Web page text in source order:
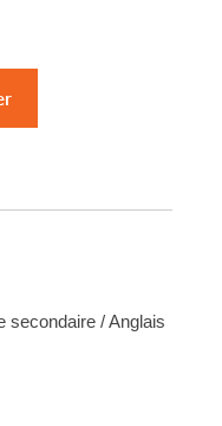
secondaire / Anglais